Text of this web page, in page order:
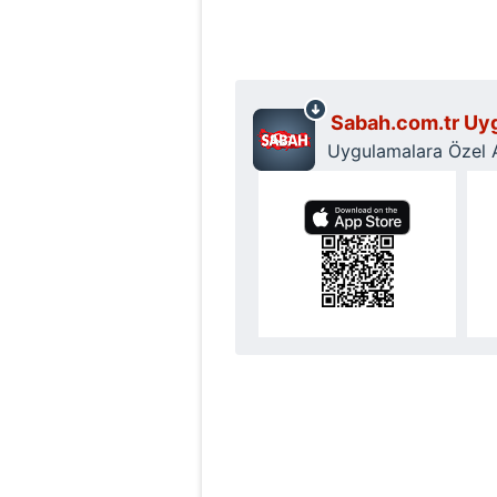
mevzuata uygun olarak
Sabah.com.tr
Uygulamalara Özel